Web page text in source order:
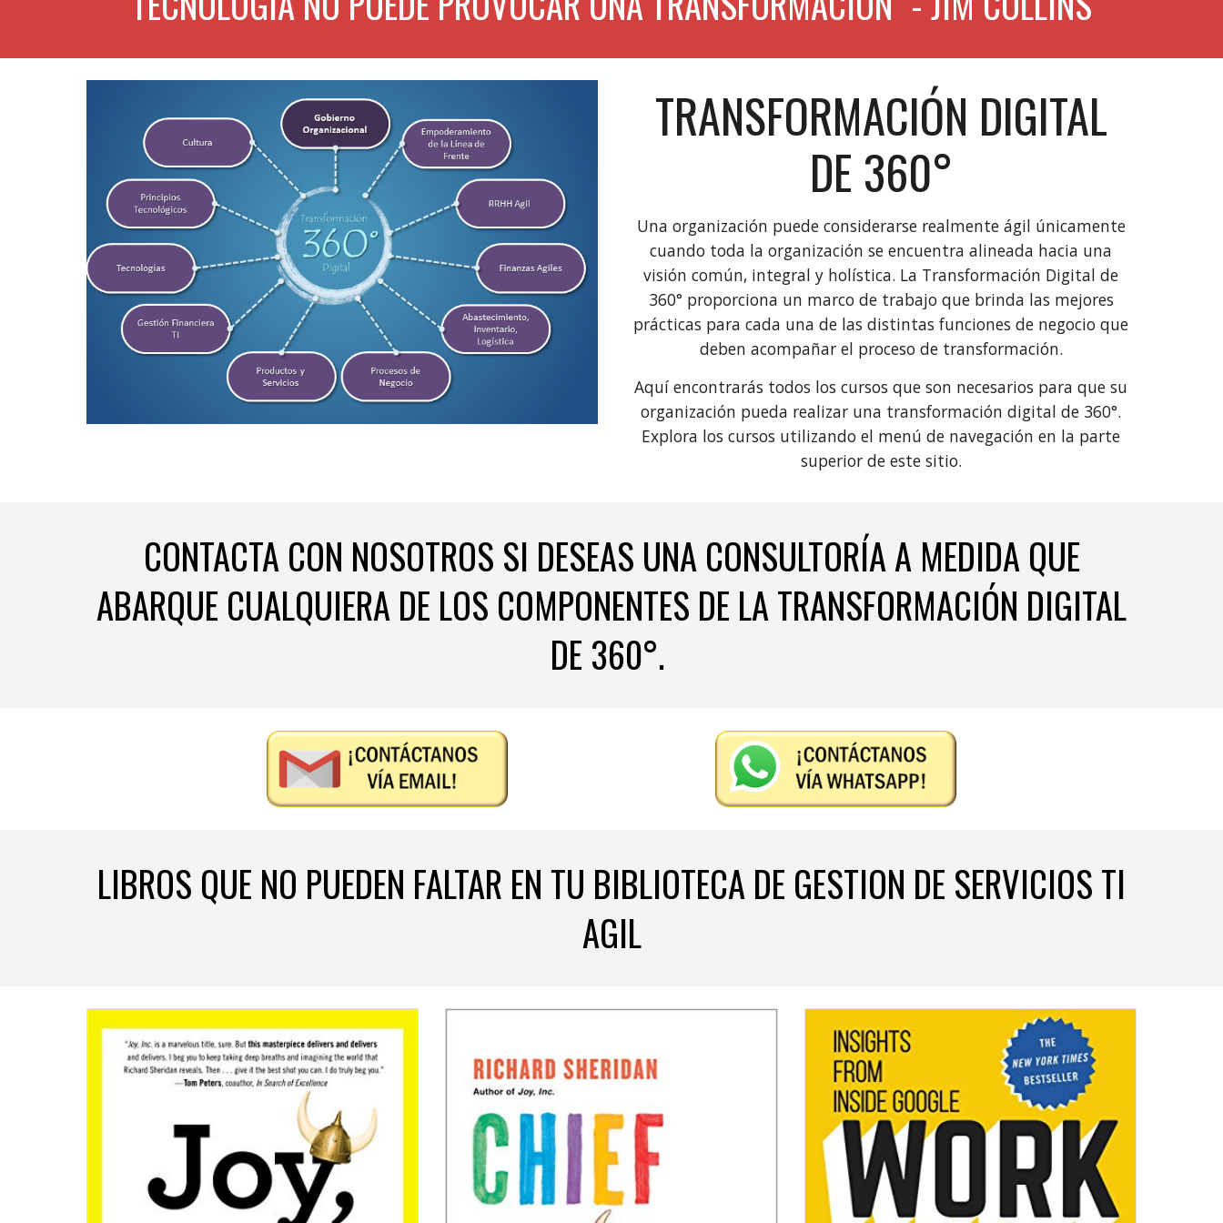
TRANSFORMACIÓN DIGITAL
DE 360°
Una organización puede considerarse realmente ágil únicamente
cuando toda la organización se encuentra alineada hacia una
visión común, integral y holística. La Transformación Digital de
360° proporciona un marco de trabajo que brinda las mejores
prácticas para cada una de las distintas funciones de negocio que
deben acompañar el proceso de transformación.
Aquí encontrarás todos los cursos que son necesarios para que su
organización pueda realizar una transformación digital de 360°.
Explora los cursos utilizando el menú de navegación en la parte
superior de este sitio.
CONTACTA CON NOSOTROS SI DESEAS UNA CONSULTORÍA A MEDIDA QUE
ABARQUE CUALQUIERA DE LOS COMPONENTES DE LA TRANSFORMACIÓN DIGITAL
DE 360°.
LIBROS QUE NO PUEDEN FALTAR EN TU BIBLIOTECA DE GESTION DE SERVICIOS TI
AGIL